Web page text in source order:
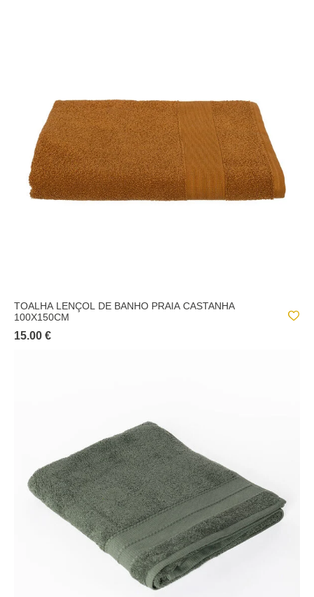
TOALHA LENÇOL DE BANHO PRAIA CASTANHA
100X150CM
15.00 €